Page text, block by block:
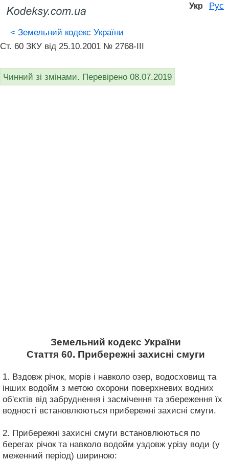
Укр Рус
< Земельний кодекс України
Ст. 60 ЗКУ від 25.10.2001 № 2768-III
Чинний зі змінами. Перевірено 08.07.2019
Земельний кодекс України
Стаття 60. Прибережні захисні смуги
1. Вздовж річок, морів і навколо озер, водосховищ та
інших водойм з метою охорони поверхневих водних
об'єктів від забруднення і засмічення та збереження їх
водності встановлюються прибережні захисні смуги.
2. Прибережні захисні смуги встановлюються по
берегах річок та навколо водойм уздовж урізу води (у
меженний період) шириною: